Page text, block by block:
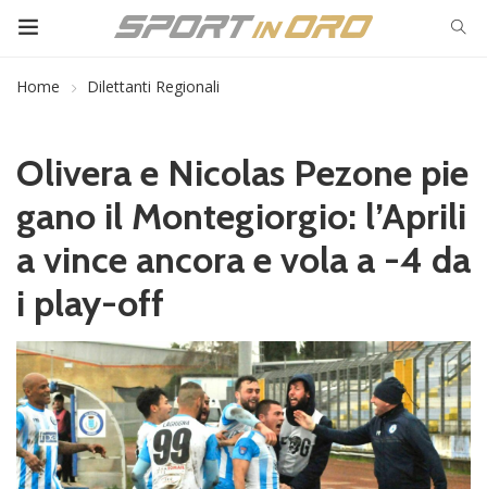
Home Dilettanti Regionali
Olivera e Nicolas Pezone pie
gano il Montegiorgio: l’Aprili
a vince ancora e vola a -4 da
i play-off